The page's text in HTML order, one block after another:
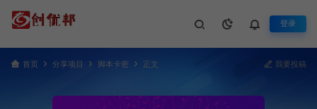
登录
首页 分享项目 脚本卡密 正文 我要投稿